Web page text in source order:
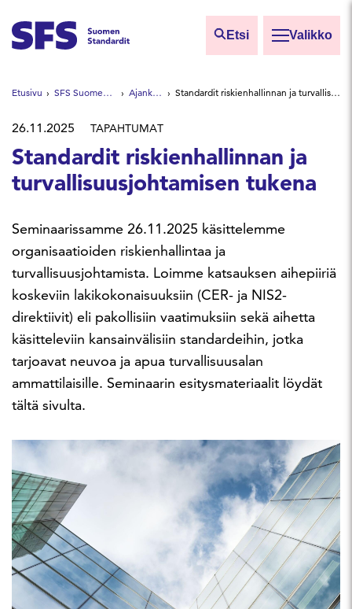
Etsi Valikko
Etsi sivuilta
Hae hakutermillä
Etusivu SFS Suomen Standardit Ajankohtaista Standardit riskienhallinnan ja turvallisuusjohtamisen tukena
26.11.2025 TAPAHTUMAT
Standardit riskienhallinnan ja
turvallisuusjohtamisen tukena
Seminaarissamme 26.11.2025 käsittelemme
organisaatioiden riskienhallintaa ja
turvallisuusjohtamista. Loimme katsauksen aihepiiriä
koskeviin lakikokonaisuuksiin (CER- ja NIS2-
direktiivit) eli pakollisiin vaatimuksiin sekä aihetta
käsitteleviin kansainvälisiin standardeihin, jotka
tarjoavat neuvoa ja apua turvallisuusalan
ammattilaisille. Seminaarin esitysmateriaalit löydät
tältä sivulta.